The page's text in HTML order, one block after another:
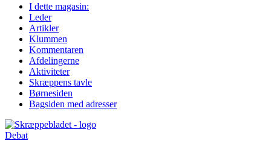
I dette magasin:
Leder
Artikler
Klummen
Kommentaren
Afdelingerne
Aktiviteter
Skræppens tavle
Børnesiden
Bagsiden med adresser
Debat